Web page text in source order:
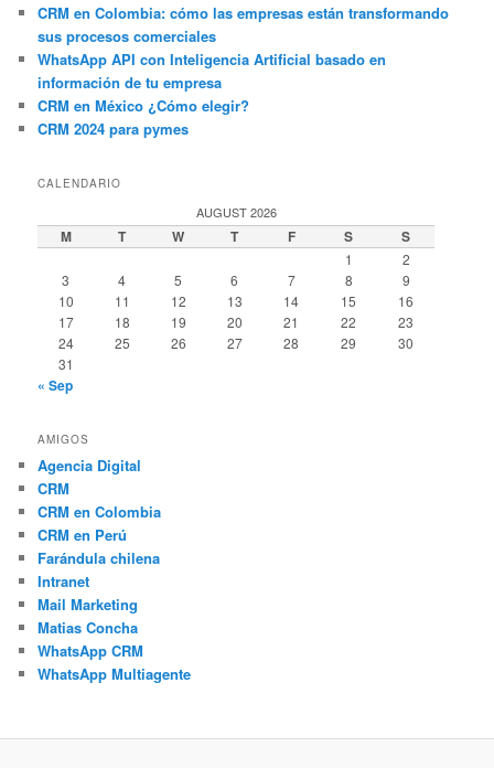
CRM en Colombia: cómo las empresas están transformando
sus procesos comerciales
WhatsApp API con Inteligencia Artificial basado en
información de tu empresa
CRM en México ¿Cómo elegir?
CRM 2024 para pymes
CALENDARIO
AUGUST 2026
M T W T F S S
1
2
3
4 5 6 7 8
9
10
11 12 13 14 15
16
17
18 19 20 21 22
23
24
25 26 27 28 29
30
31
« Sep
AMIGOS
Agencia Digital
CRM
CRM en Colombia
CRM en Perú
Farándula chilena
Intranet
Mail Marketing
Matias Concha
WhatsApp CRM
WhatsApp Multiagente